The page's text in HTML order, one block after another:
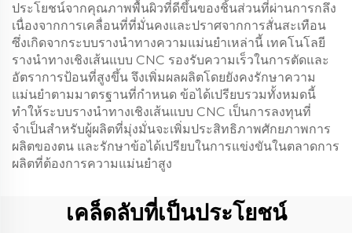
ประโยชน์จากคุณภาพพื้นผิวที่ดีขึ้นของชิ้นส่วนที่ผ่านการกลึง
เนื่องจากการเคลื่อนที่ที่มั่นคงและปราศจากการสั่นสะเทือน
ซึ่งเกิดจากระบบรางนำทางความแม่นยำเหล่านี้ เทคโนโลยี
รางนำทางเชิงเส้นแบบ CNC รองรับความเร็วในการตัดและ
อัตราการป้อนที่สูงขึ้น จึงเพิ่มผลผลิตโดยยังคงรักษาความ
แม่นยำตามมาตรฐานที่กำหนด ข้อได้เปรียบรวมทั้งหมดนี้
ทำให้ระบบรางนำทางเชิงเส้นแบบ CNC เป็นการลงทุนที่
จำเป็นสำหรับผู้ผลิตที่มุ่งมั่นจะเพิ่มประสิทธิภาพศักยภาพการ
ผลิตของตน และรักษาข้อได้เปรียบในการแข่งขันในตลาดการ
ผลิตที่ต้องการความแม่นยำสูง
เคล็ดลับที่เป็นประโยชน์